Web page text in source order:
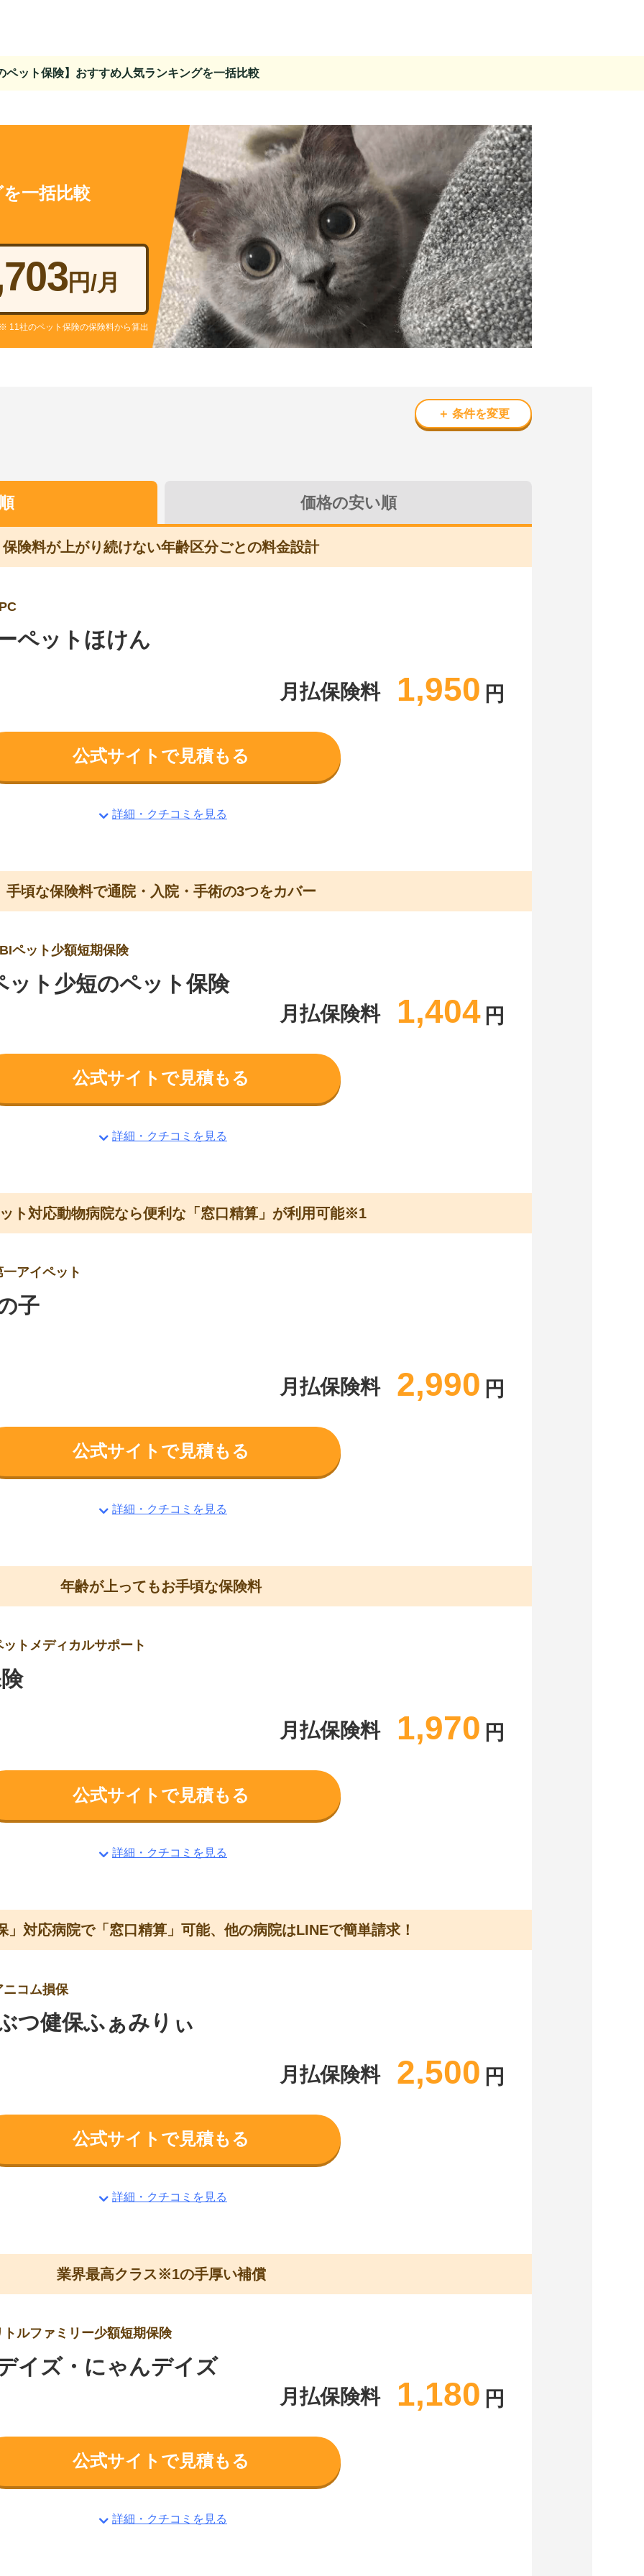
ペット保険】おすすめ人気ランキングを一括比較
一括比較
円/月
11社のペット保険の保険料から算出
＋ 条件を変更
価格の安い順
保険料が上がり続けない年齢区分ごとの料金設計
ペットほけん
月払保険料 1,950 円
公式サイトで見積もる
詳細・クチコミを見る
手頃な保険料で通院・入院・手術の3つをカバー
ペット少額短期保険
ット少短のペット保険
月払保険料 1,404 円
公式サイトで見積もる
詳細・クチコミを見る
ト対応動物病院なら便利な「窓口精算」が利用可能※1
一アイペット
子
月払保険料 2,990 円
公式サイトで見積もる
詳細・クチコミを見る
年齢が上ってもお手頃な保険料
ットメディカルサポート
月払保険料 1,970 円
公式サイトで見積もる
詳細・クチコミを見る
」対応病院で「窓口精算」可能、他の病院はLINEで簡単請求！
ニコム損保
つ健保ふぁみりぃ
月払保険料 2,500 円
公式サイトで見積もる
詳細・クチコミを見る
業界最高クラス※1の手厚い補償
トルファミリー少額短期保険
イズ・にゃんデイズ
月払保険料 1,180 円
公式サイトで見積もる
詳細・クチコミを見る